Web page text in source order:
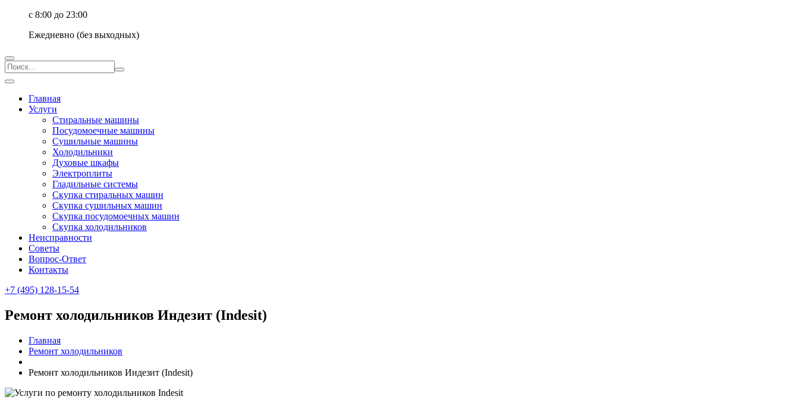
с 8:00 до 23:00
Ежедневно (без выходных)
Главная
Услуги
Стиральные машины
Посудомоечные машины
Сушильные машины
Холодильники
Духовые шкафы
Электроплиты
Гладильные системы
Скупка стиральных машин
Скупка сушильных машин
Скупка посудомоечных машин
Скупка холодильников
Неисправности
Советы
Вопрос-Ответ
Контакты
+7 (495) 128-15-54
Ремонт холодильников Индезит (Indesit)
Главная
Ремонт холодильников
Ремонт холодильников Индезит (Indesit)